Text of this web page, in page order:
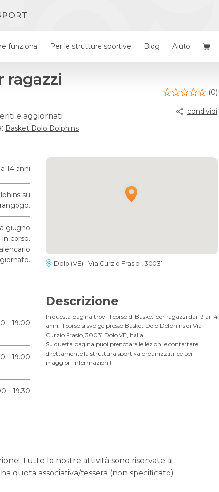
funziona Per le strutture sportive Blog Aiuto
ragazzi
e aggiornati
Basket Dolo Dolphins
(0)
condividi
14 anni
su
giugno
in corso.
Dolo (VE) - Via Curzio Frasio , 30031
- 19:00
- 19:00
- 19:30
Descrizione
In questa pagina trovi il corso di Basket per ragazzi dai 13 ai 14
anni. Il corso si svolge presso Basket Dolo Dolphins di Via
Curzio Frasio, 30031 Dolo VE, Italia.
Su questa pagina puoi prenotare le lezioni e contattare
direttamente la struttura sportiva organizzatrice per
maggiori informazioni!
Tutte le nostre attività sono riservate ai
quota associativa/tessera (non specificato) .